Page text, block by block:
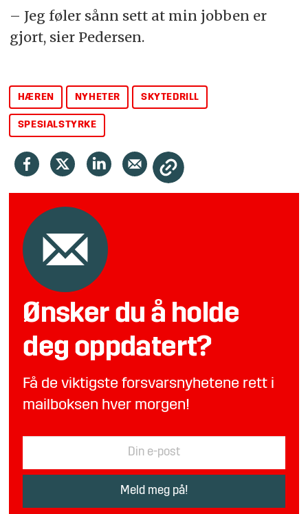
– Jeg føler sånn sett at min jobben er
gjort, sier Pedersen.
HÆREN NYHETER SKYTEDRILL
SPESIALSTYRKE
Ønsker du å holde
deg oppdatert?
Få de viktigste forsvarsnyhetene rett i
mailboksen hver morgen!